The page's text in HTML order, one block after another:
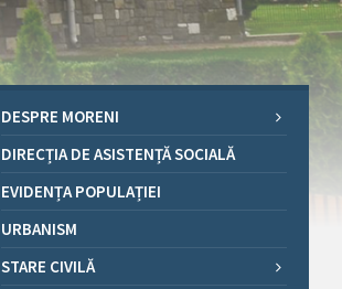
DESPRE MORENI
DIRECȚIA DE ASISTENȚĂ SOCIALĂ
EVIDENȚA POPULAȚIEI
URBANISM
STARE CIVILĂ